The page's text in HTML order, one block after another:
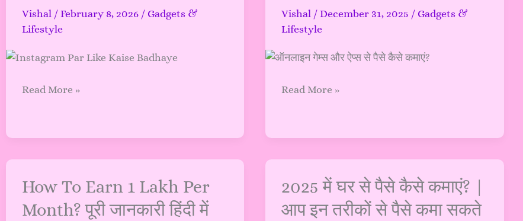
Vishal / February 8, 2026 / Gadgets &
Lifestyle
Method
?
पर
तरीके
:
Read More »
Vishal / December 31, 2025 / Gadgets &
Lifestyle
कमाएं?
32+
बेस्ट
की
Read More »
How To Earn 1 Lakh Per
Month? पूरी जानकारी हिंदी में
How
Earn
2025 में घर से पैसे कैसे कमाएं? |
आप इन तरीकों से पैसे कमा सकते
2025
घर